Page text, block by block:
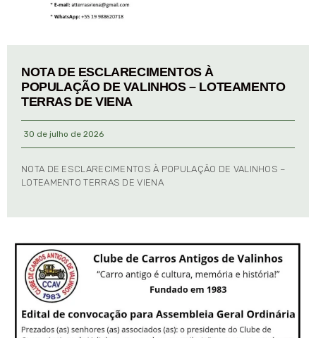
NOTA DE ESCLARECIMENTOS À
POPULAÇÃO DE VALINHOS – LOTEAMENTO
TERRAS DE VIENA
30 de julho de 2026
NOTA DE ESCLARECIMENTOS À POPULAÇÃO DE VALINHOS –
LOTEAMENTO TERRAS DE VIENA